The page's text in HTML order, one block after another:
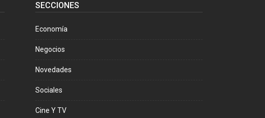
SECCIONES
Economía
Negocios
Novedades
Sociales
Cine Y TV